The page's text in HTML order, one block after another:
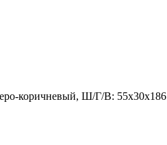
коричневый, Ш/Г/В: 55х30х186